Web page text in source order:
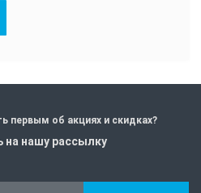
первым об акциях и скидках?
на нашу рассылку